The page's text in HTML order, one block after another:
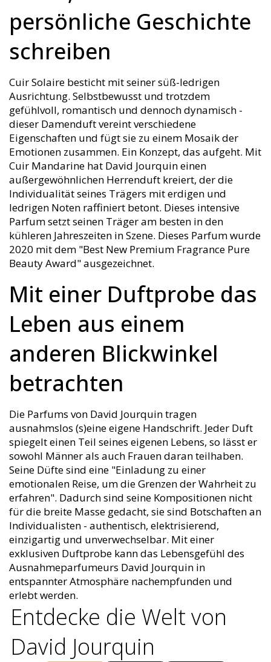
persönliche Geschichte
schreiben
Cuir Solaire besticht mit seiner süß-ledrigen
Ausrichtung. Selbstbewusst und trotzdem
gefühlvoll, romantisch und dennoch dynamisch -
dieser Damenduft vereint verschiedene
Eigenschaften und fügt sie zu einem Mosaik der
Emotionen zusammen. Ein Konzept, das aufgeht. Mit
Cuir Mandarine hat David Jourquin einen
außergewöhnlichen Herrenduft kreiert, der die
Individualität seines Trägers mit erdigen und
ledrigen Noten raffiniert betont. Dieses intensive
Parfum setzt seinen Träger am besten in den
kühleren Jahreszeiten in Szene. Dieses Parfum wurde
2020 mit dem "Best New Premium Fragrance Pure
Beauty Award" ausgezeichnet.
Mit einer Duftprobe das
Leben aus einem
anderen Blickwinkel
betrachten
Die Parfums von David Jourquin tragen
ausnahmslos (s)eine eigene Handschrift. Jeder Duft
spiegelt einen Teil seines eigenen Lebens, so lässt er
sowohl Männer als auch Frauen daran teilhaben.
Seine Düfte sind eine "Einladung zu einer
emotionalen Reise, um die Grenzen der Wahrheit zu
erfahren". Dadurch sind seine Kompositionen nicht
für die breite Masse gedacht, sie sind Botschaften an
Individualisten - authentisch, elektrisierend,
einzigartig und unverwechselbar. Mit einer
exklusiven Duftprobe kann das Lebensgefühl des
Ausnahmeparfumeurs David Jourquin in
entspannter Atmosphäre nachempfunden und
erlebt werden.
Entdecke die Welt von
David Jourquin
71% Rabatt
Um den Rabatt zu erhalten, verrate
Für Frauen
Für Männer
Unisex
Nein, ich möchte den vollen Preis bezahlen